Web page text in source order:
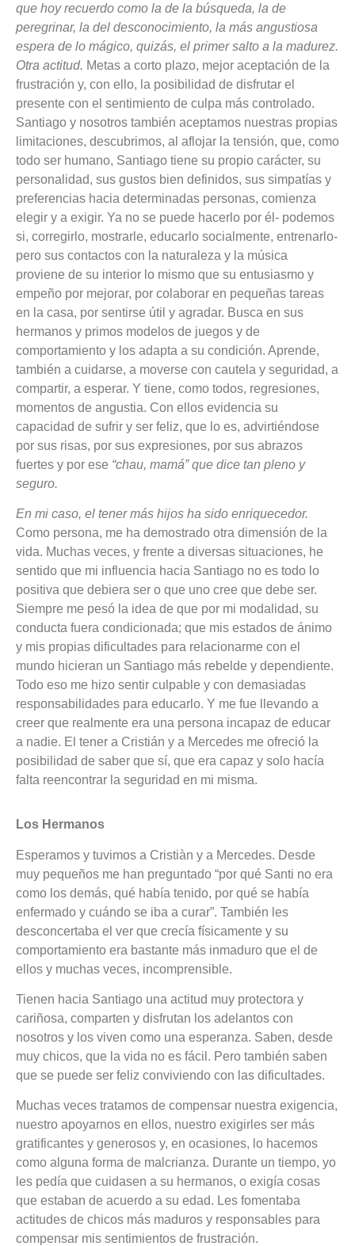
que hoy recuerdo como la de la búsqueda, la de
peregrinar, la del desconocimiento, la más angustiosa
espera de lo mágico, quizás, el primer salto a la madurez.
Otra actitud. Metas a corto plazo, mejor aceptación de la
frustración y, con ello, la posibilidad de disfrutar el
presente con el sentimiento de culpa más controlado.
Santiago y nosotros también aceptamos nuestras propias
limitaciones, descubrimos, al aflojar la tensión, que, como
todo ser humano, Santiago tiene su propio carácter, su
personalidad, sus gustos bien definidos, sus simpatías y
preferencias hacia determinadas personas, comienza
elegir y a exigir. Ya no se puede hacerlo por él- podemos
si, corregirlo, mostrarle, educarlo socialmente, entrenarlo-
pero sus contactos con la naturaleza y la música
proviene de su interior lo mismo que su entusiasmo y
empeño por mejorar, por colaborar en pequeñas tareas
en la casa, por sentirse útil y agradar. Busca en sus
hermanos y primos modelos de juegos y de
comportamiento y los adapta a su condición. Aprende,
también a cuidarse, a moverse con cautela y seguridad, a
compartir, a esperar. Y tiene, como todos, regresiones,
momentos de angustia. Con ellos evidencia su
capacidad de sufrir y ser feliz, que lo es, advirtiéndose
por sus risas, por sus expresiones, por sus abrazos
fuertes y por ese “chau, mamá” que dice tan pleno y
seguro.
En mi caso, el tener más hijos ha sido enriquecedor.
Como persona, me ha demostrado otra dimensión de la
vida. Muchas veces, y frente a diversas situaciones, he
sentido que mi influencia hacia Santiago no es todo lo
positiva que debiera ser o que uno cree que debe ser.
Siempre me pesó la idea de que por mi modalidad, su
conducta fuera condicionada; que mis estados de ánimo
y mis propias dificultades para relacionarme con el
mundo hicieran un Santiago más rebelde y dependiente.
Todo eso me hizo sentir culpable y con demasiadas
responsabilidades para educarlo. Y me fue llevando a
creer que realmente era una persona incapaz de educar
a nadie. El tener a Cristián y a Mercedes me ofreció la
posibilidad de saber que sí, que era capaz y solo hacía
falta reencontrar la seguridad en mi misma.
Los Hermanos
Esperamos y tuvimos a Cristiàn y a Mercedes. Desde
muy pequeños me han preguntado “por qué Santi no era
como los demás, qué había tenido, por qué se había
enfermado y cuándo se iba a curar”. También les
desconcertaba el ver que crecía físicamente y su
comportamiento era bastante más inmaduro que el de
ellos y muchas veces, incomprensible.
Tienen hacia Santiago una actitud muy protectora y
cariñosa, comparten y disfrutan los adelantos con
nosotros y los viven como una esperanza. Saben, desde
muy chicos, que la vida no es fácil. Pero también saben
que se puede ser feliz conviviendo con las dificultades.
Muchas veces tratamos de compensar nuestra exigencia,
nuestro apoyarnos en ellos, nuestro exigirles ser más
gratificantes y generosos y, en ocasiones, lo hacemos
como alguna forma de malcrianza. Durante un tiempo, yo
les pedía que cuidasen a su hermanos, o exigía cosas
que estaban de acuerdo a su edad. Les fomentaba
actitudes de chicos más maduros y responsables para
compensar mis sentimientos de frustración.